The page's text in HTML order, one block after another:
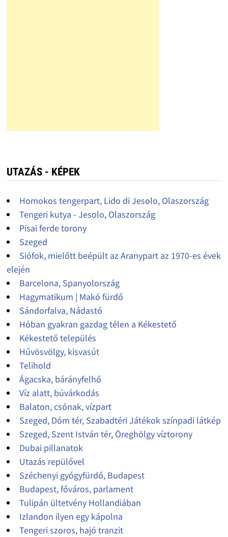
UTAZÁS - KÉPEK
Homokos tengerpart, Lido di Jesolo, Olaszország
Tengeri kutya - Jesolo, Olaszország
Pisai ferde torony
Szeged
Siófok, mielőtt beépült az Aranypart az 1970-es évek
elején
Barcelona, Spanyolország
Hagymatikum | Makó fürdő
Sándorfalva, Nádastó
Hóban gyakran gazdag télen a Kékestető
Kékestető település
Hűvösvölgy, kisvasút
Telihold
Ágacska, bárányfelhő
Víz alatt, búvárkodás
Balaton, csónak, vízpart
Szeged, Dóm tér, Szabadtéri Játékok színpadi látkép
Szeged, Szent István tér, Öreghölgy víztorony
Dubai pillanatok
Utazás repülővel
Széchenyi gyógyfürdő, Budapest
Budapest, főváros, parlament
Tulipán ültetvény Hollandiában
Izlandon ilyen egy kápolna
Tengeri szoros, hajó tranzit